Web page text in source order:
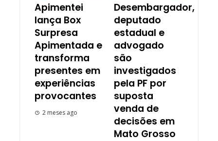
Apimentei
lança Box
Surpresa
Apimentada e
transforma
presentes em
experiências
provocantes
2 meses ago
Desembargador,
deputado
estadual e
advogado
são
investigados
pela PF por
suposta
venda de
decisões em
Mato Grosso